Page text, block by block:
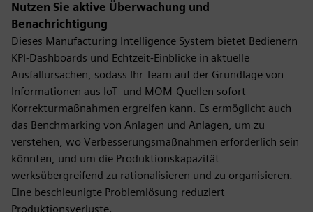
Nutzen Sie aktive Überwachung und
Benachrichtigung
Dieses Manufacturing Intelligence System bietet Bedienern
KPI-Dashboards und Echtzeit-Einblicke in aktuelle
Ausfallursachen, sodass Ihr Team auf der Grundlage von
Informationen aus IoT- und MOM-Quellen sofort
Korrekturmaßnahmen ergreifen kann. Es ermöglicht auch
das Benchmarking von Anlagen und Anlagen, um zu
verstehen, wo Verbesserungsmaßnahmen erforderlich sein
könnten, und um die Produktionskapazität
werksübergreifend zu rationalisieren und zu organisieren.
Eine beschleunigte Problemlösung reduziert
Produktionsverluste.